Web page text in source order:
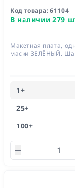
Код товара:61104
В наличии 279
Макетная плата,
маски ЗЕЛЁНЫЙ.
1+
25+
100+